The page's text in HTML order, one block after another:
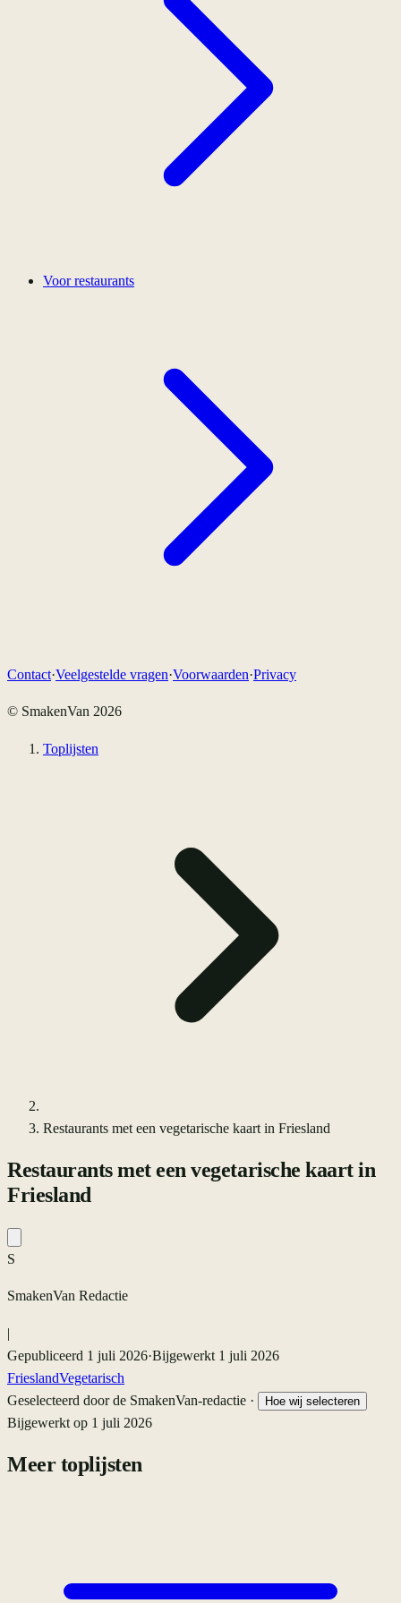
Voor restaurants
Contact·Veelgestelde vragen·Voorwaarden·Privacy
© SmakenVan 2026
Toplijsten
Restaurants met een vegetarische kaart in Friesland
Restaurants met een vegetarische kaart in
Friesland
S
SmakenVan Redactie
|
Gepubliceerd 1 juli 2026·Bijgewerkt 1 juli 2026
FrieslandVegetarisch
Geselecteerd door de SmakenVan-redactie ·
Hoe wij selecteren
Bijgewerkt op 1 juli 2026
Meer toplijsten